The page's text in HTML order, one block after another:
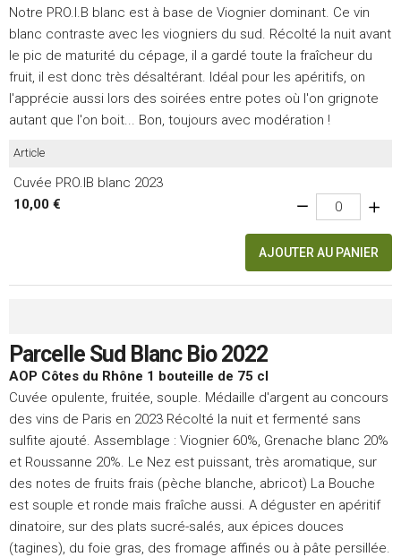
Notre PRO.I.B blanc est à base de Viognier dominant. Ce vin
blanc contraste avec les viogniers du sud. Récolté la nuit avant
le pic de maturité du cépage, il a gardé toute la fraîcheur du
fruit, il est donc très désaltérant. Idéal pour les apéritifs, on
l'apprécie aussi lors des soirées entre potes où l'on grignote
autant que l'on boit... Bon, toujours avec modération !
Article
Cuvée PRO.IB blanc 2023
10,00 €
AJOUTER AU PANIER
Parcelle Sud Blanc Bio 2022
AOP Côtes du Rhône 1 bouteille de 75 cl
Cuvée opulente, fruitée, souple. Médaille d'argent au concours
des vins de Paris en 2023 Récolté la nuit et fermenté sans
sulfite ajouté. Assemblage : Viognier 60%, Grenache blanc 20%
et Roussanne 20%. Le Nez est puissant, très aromatique, sur
des notes de fruits frais (pèche blanche, abricot) La Bouche
est souple et ronde mais fraîche aussi. A déguster en apéritif
dinatoire, sur des plats sucré-salés, aux épices douces
(tagines), du foie gras, des fromage affinés ou à pâte persillée.